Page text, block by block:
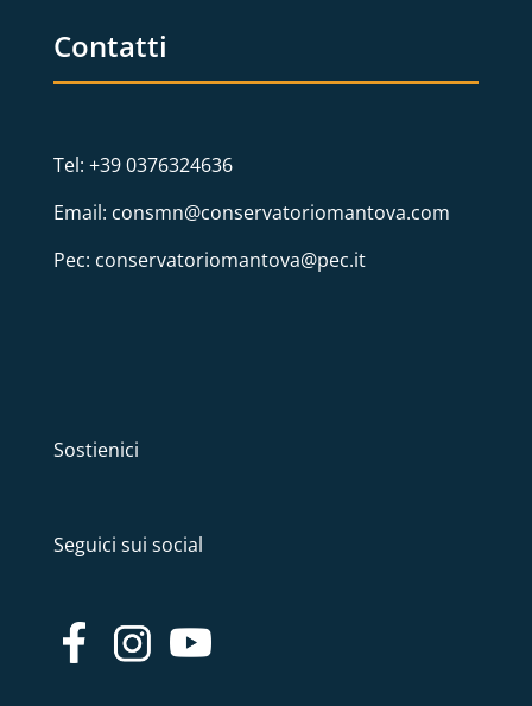
Contatti
Tel: +39 0376324636
Email: consmn@conservatoriomantova.com
Pec: conservatoriomantova@pec.it
Sostienici
Seguici sui social